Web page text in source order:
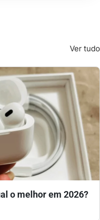
Ver tudo
o melhor em 2026?